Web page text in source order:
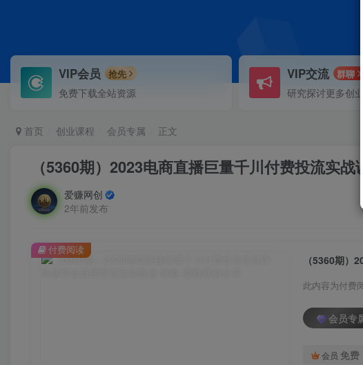
VIP会员 抢先
免费下载全站资源
VIP交流 群聊
研究探讨更多创
首页 创业课程 会员专属 正文
（5360期）2023电商直播巨量千川付费投流实
爱赚网创
2年前发布
此内容为付费
会员专
会员 免费
付费阅读